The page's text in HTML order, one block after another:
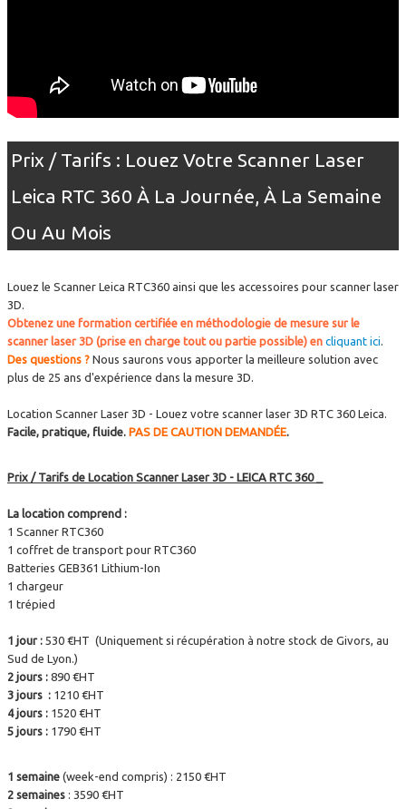
Prix / Tarifs : Louez Votre Scanner Laser
Leica RTC 360 À La Journée, À La Semaine
Ou Au Mois
Louez le Scanner Leica RTC360 ainsi que les accessoires pour scanner laser
3D.
Obtenez une formation certifiée en méthodologie de mesure sur le
scanner laser 3D (prise en charge tout ou partie possible) en cliquant ici
Des questions ? Nous saurons vous apporter la meilleure solution avec
plus de 25 ans d'expérience dans la mesure 3D.
Location Scanner Laser 3D - Louez votre scanner laser 3D RTC 360 Leica.
Facile, pratique, fluide. PAS DE CAUTION DEMANDÉE.
Prix / Tarifs de Location Scanner Laser 3D - LEICA RTC 360 _
La location comprend :
1 Scanner RTC360
1 coffret de transport pour RTC360
Batteries GEB361 Lithium-Ion
1 chargeur
1 trépied
1 jour : 530 €HT (Uniquement si récupération à notre stock de Givors, au
Sud de Lyon.)
2 jours : 890 €HT
3 jours : 1210 €HT
4 jours : 1520 €HT
5 jours : 1790 €HT
1 semaine (week-end compris) : 2150 €HT
2 semaines : 3590 €HT